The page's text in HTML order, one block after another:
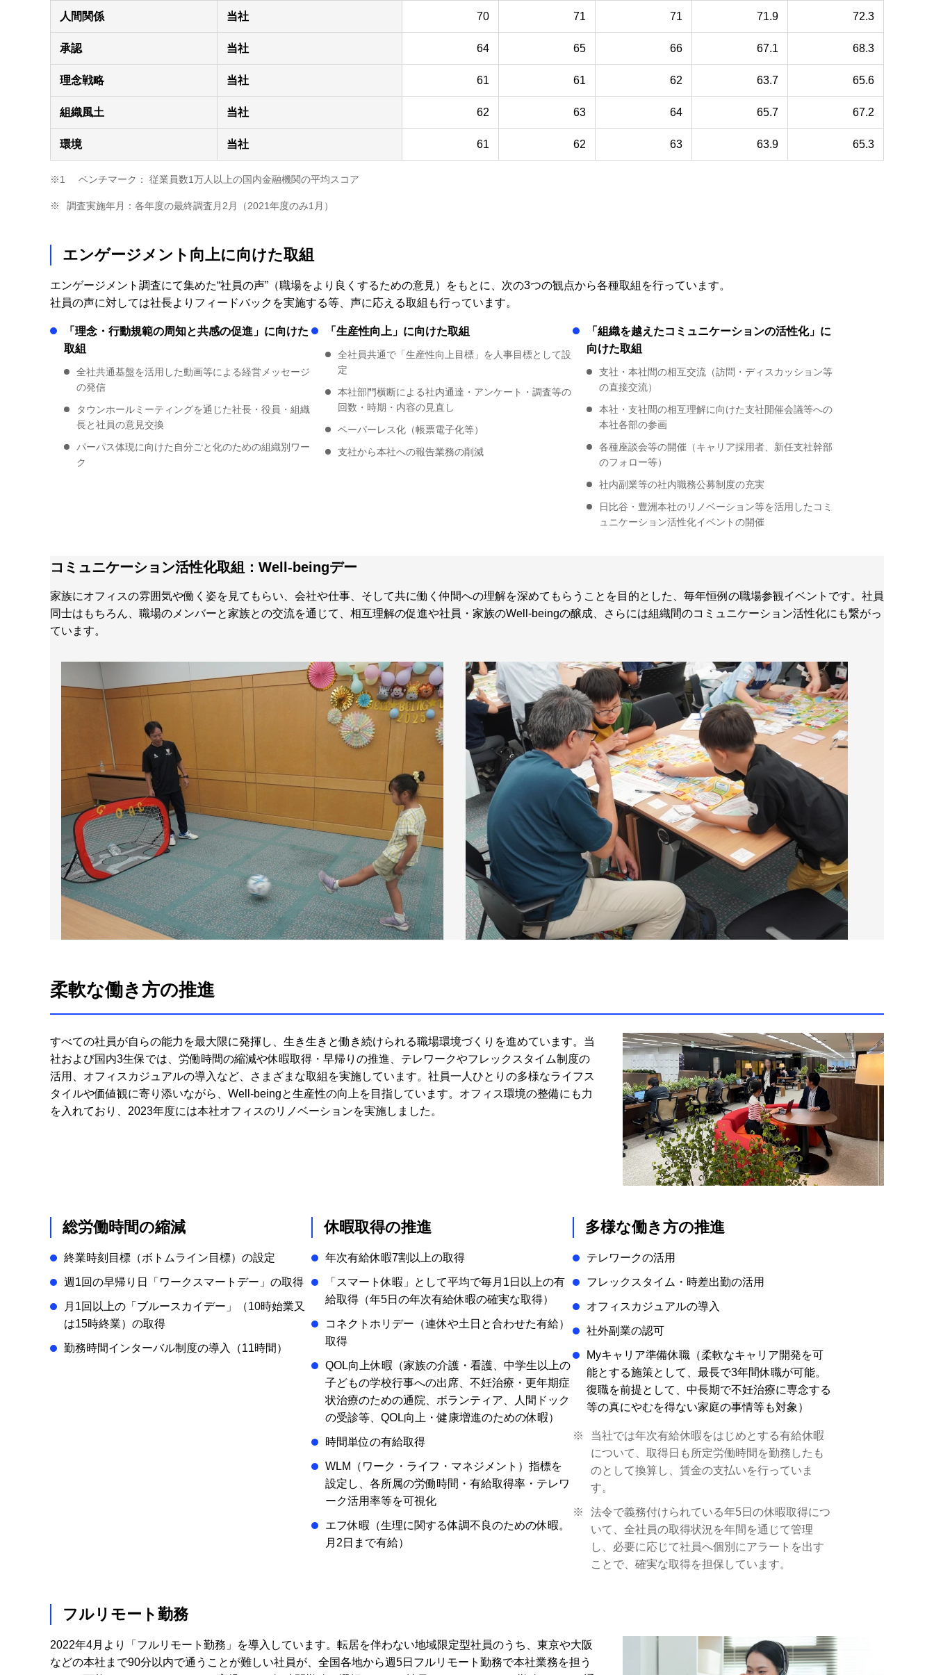
人間関係 当社 70 71 71 71.9 72.3
承認 当社 64 65 66 67.1 68.3
理念戦略 当社 61 61 62 63.7 65.6
組織風土 当社 62 63 64 65.7 67.2
環境 当社 61 62 63 63.9 65.3
※1 ベンチマーク： 従業員数1万人以上の国内金融機関の平均スコア
※ 調査実施年月：各年度の最終調査月2月（2021年度のみ1月）
エンゲージメント向上に向けた取組
エンゲージメント調査にて集めた“社員の声”（職場をより良くするための意見）をもとに、次の3つの観点から各種取組を行っています。
社員の声に対しては社長よりフィードバックを実施する等、声に応える取組も行っています。
「理念・行動規範の周知と共感の促進」に向けた
取組
全社共通基盤を活用した動画等による経営メッセージ
の発信
タウンホールミーティングを通じた社長・役員・組織
長と社員の意見交換
パーパス体現に向けた自分ごと化のための組織別ワー
ク
「生産性向上」に向けた取組
全社員共通で「生産性向上目標」を人事目標として設
定
本社部門横断による社内通達・アンケート・調査等の
回数・時期・内容の見直し
ペーパーレス化（帳票電子化等）
支社から本社への報告業務の削減
「組織を越えたコミュニケーションの活性化」に
向けた取組
支社・本社間の相互交流（訪問・ディスカッション等
の直接交流）
本社・支社間の相互理解に向けた支社開催会議等への
本社各部の参画
各種座談会等の開催（キャリア採用者、新任支社幹部
のフォロー等）
社内副業等の社内職務公募制度の充実
日比谷・豊洲本社のリノベーション等を活用したコミ
ュニケーション活性化イベントの開催
コミュニケーション活性化取組：Well-beingデー
家族にオフィスの雰囲気や働く姿を見てもらい、会社や仕事、そして共に働く仲間への理解を深めてもらうことを目的とした、毎年恒例の職場参観イベントです。社員
同士はもちろん、職場のメンバーと家族との交流を通じて、相互理解の促進や社員・家族のWell-beingの醸成、さらには組織間のコミュニケーション活性化にも繋がっ
ています。
柔軟な働き方の推進
すべての社員が自らの能力を最大限に発揮し、生き生きと働き続けられる職場環境づくりを進めています。当
社および国内3生保では、労働時間の縮減や休暇取得・早帰りの推進、テレワークやフレックスタイム制度の
活用、オフィスカジュアルの導入など、さまざまな取組を実施しています。社員一人ひとりの多様なライフス
タイルや価値観に寄り添いながら、Well-beingと生産性の向上を目指しています。オフィス環境の整備にも力
を入れており、2023年度には本社オフィスのリノベーションを実施しました。
総労働時間の縮減
終業時刻目標（ボトムライン目標）の設定
週1回の早帰り日「ワークスマートデー」の取得
月1回以上の「ブルースカイデー」（10時始業又
は15時終業）の取得
勤務時間インターバル制度の導入（11時間）
休暇取得の推進
年次有給休暇7割以上の取得
「スマート休暇」として平均で毎月1日以上の有
給取得（年5日の年次有給休暇の確実な取得）
コネクトホリデー（連休や土日と合わせた有給）
取得
QOL向上休暇（家族の介護・看護、中学生以上の
子どもの学校行事への出席、不妊治療・更年期症
状治療のための通院、ボランティア、人間ドック
の受診等、QOL向上・健康増進のための休暇）
時間単位の有給取得
WLM（ワーク・ライフ・マネジメント）指標を
設定し、各所属の労働時間・有給取得率・テレワ
ーク活用率等を可視化
エフ休暇（生理に関する体調不良のための休暇。
月2日まで有給）
多様な働き方の推進
テレワークの活用
フレックスタイム・時差出勤の活用
オフィスカジュアルの導入
社外副業の認可
Myキャリア準備休職（柔軟なキャリア開発を可
能とする施策として、最長で3年間休職が可能。
復職を前提として、中長期で不妊治療に専念する
等の真にやむを得ない家庭の事情等も対象）
※
当社では年次有給休暇をはじめとする有給休暇
について、取得日も所定労働時間を勤務したも
のとして換算し、賃金の支払いを行っていま
す。
※
法令で義務付けられている年5日の休暇取得につ
いて、全社員の取得状況を年間を通じて管理
し、必要に応じて社員へ個別にアラートを出す
ことで、確実な取得を担保しています。
フルリモート勤務
2022年4月より「フルリモート勤務」を導入しています。転居を伴わない地域限定型社員のうち、東京や大阪
などの本社まで90分以内で通うことが難しい社員が、全国各地から週5日フルリモート勤務で本社業務を担う